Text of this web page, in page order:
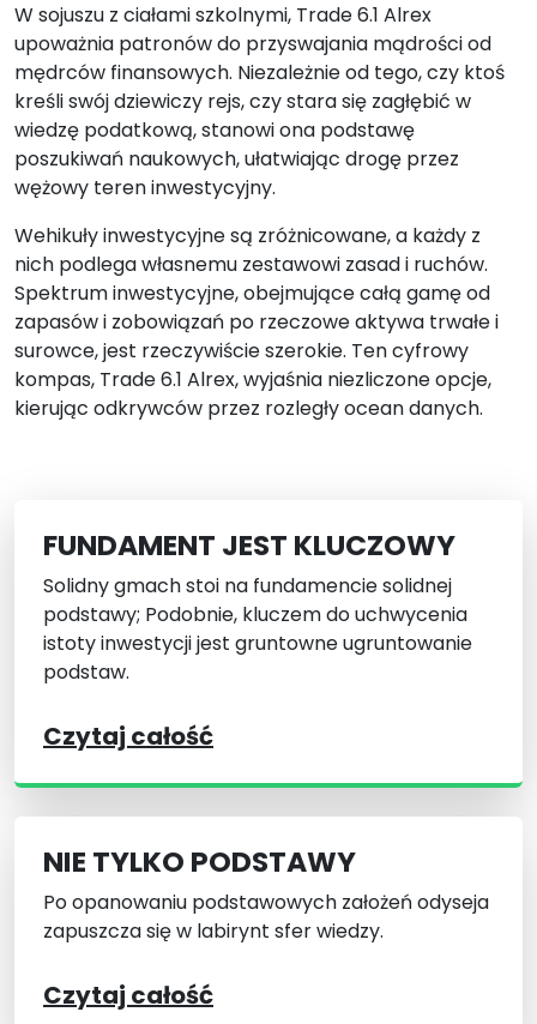
W sojuszu z ciałami szkolnymi, Trade 6.1 Alrex
upoważnia patronów do przyswajania mądrości od
mędrców finansowych. Niezależnie od tego, czy ktoś
kreśli swój dziewiczy rejs, czy stara się zagłębić w
wiedzę podatkową, stanowi ona podstawę
poszukiwań naukowych, ułatwiając drogę przez
wężowy teren inwestycyjny.
Wehikuły inwestycyjne są zróżnicowane, a każdy z
nich podlega własnemu zestawowi zasad i ruchów.
Spektrum inwestycyjne, obejmujące całą gamę od
zapasów i zobowiązań po rzeczowe aktywa trwałe i
surowce, jest rzeczywiście szerokie. Ten cyfrowy
kompas, Trade 6.1 Alrex, wyjaśnia niezliczone opcje,
kierując odkrywców przez rozległy ocean danych.
FUNDAMENT JEST KLUCZOWY
Solidny gmach stoi na fundamencie solidnej
podstawy; Podobnie, kluczem do uchwycenia
istoty inwestycji jest gruntowne ugruntowanie
podstaw.
Czytaj całość
NIE TYLKO PODSTAWY
Po opanowaniu podstawowych założeń odyseja
zapuszcza się w labirynt sfer wiedzy.
Czytaj całość